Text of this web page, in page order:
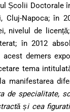
Școlii Doctorale
Napoca; în
nivelul de
în 2012
demers
tema
manifestarea
specialitate,
și cea